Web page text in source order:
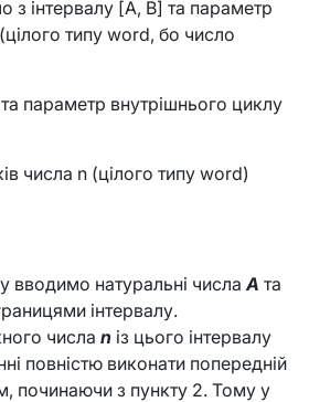
з інтервалу [A, B] та параметр
типу word, бо число
параметр внутрішнього циклу
числа n (цілого типу word)
вводимо натуральні числа A та
інтервалу.
числа n із цього інтервалу
повністю виконати попередній
починаючи з пункту 2. Тому у